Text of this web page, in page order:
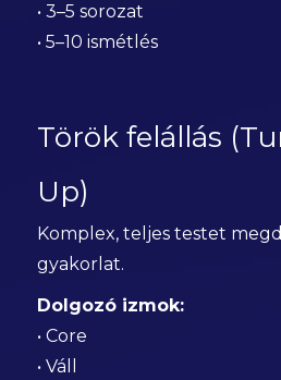
• 3–5 sorozat
• 5–10 ismétlés
Török felállás
Up)
Komplex, teljes testet
gyakorlat.
Dolgozó izmok:
• Core
• Váll